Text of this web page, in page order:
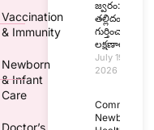
Vaccination
& Immunity
Newborn
& Infant
Care
Doctor’s
జ్వరం:
తల్లిదండ్రులు
గుర్తించాల్సిన
లక్షణాలు
July 19,
2026
Common
Newborn